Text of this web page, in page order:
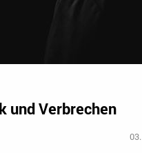
und Verbrechen